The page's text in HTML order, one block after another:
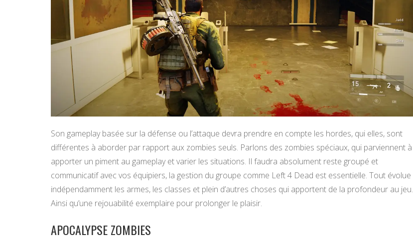
Son gameplay basée sur la défense ou l’attaque devra prendre en compte les hordes, qui elles, sont
différentes à aborder par rapport aux zombies seuls. Parlons des zombies spéciaux, qui parviennent à
apporter un piment au gameplay et varier les situations. Il faudra absolument reste groupé et
communicatif avec vos équipiers, la gestion du groupe comme Left 4 Dead est essentielle. Tout évolue
indépendamment les armes, les classes et plein d’autres choses qui apportent de la profondeur au jeu.
Ainsi qu’une rejouabilité exemplaire pour prolonger le plaisir.
APOCALYPSE ZOMBIES